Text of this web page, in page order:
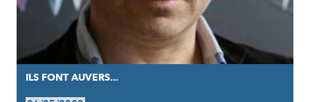
ILS FONT AUVERS...